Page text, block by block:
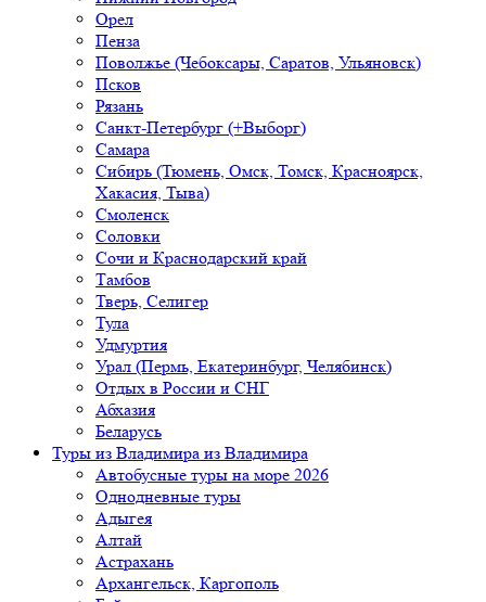
Орел
Пенза
Поволжье (Чебоксары, Саратов, Ульяновск)
Псков
Рязань
Санкт-Петербург (+Выборг)
Самара
Сибирь (Тюмень, Омск, Томск, Красноярск,
Хакасия, Тыва)
Смоленск
Соловки
Сочи и Краснодарский край
Тамбов
Тверь, Селигер
Тула
Удмуртия
Урал (Пермь, Екатеринбург, Челябинск)
Отдых в России и СНГ
Абхазия
Беларусь
Туры из Владимира из Владимира
Автобусные туры на море 2026
Однодневные туры
Адыгея
Алтай
Астрахань
Архангельск, Каргополь